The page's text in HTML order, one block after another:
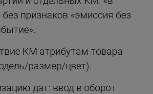
без признаков «эмиссия без
КМ атрибутам товара
размер/цвет).
дат: ввод в оборот